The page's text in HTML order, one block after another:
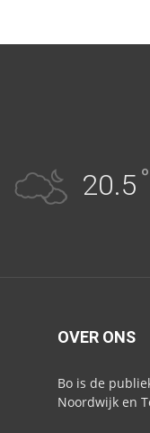
20.5 °
OVER ONS
Bo is de
Noordwijk en